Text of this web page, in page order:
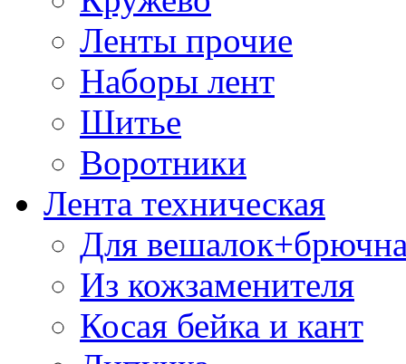
Ленты прочие
Наборы лент
Шитье
Воротники
Лента техническая
Для
Из кожзаменителя
Косая бейка и кант